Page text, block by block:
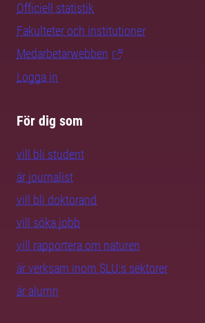
Officiell statistik
Fakulteter och institutioner
Medarbetarwebben
Logga in
För dig som
vill bli student
är journalist
vill bli doktorand
vill söka jobb
vill rapportera om naturen
är verksam inom SLU:s sektorer
är alumn